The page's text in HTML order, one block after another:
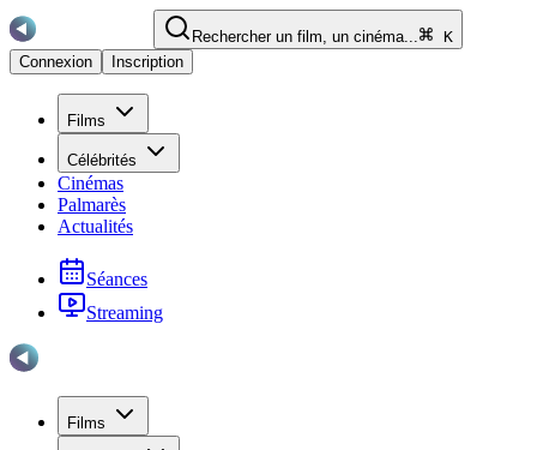
Rechercher un film, un cinéma...
K
Connexion
Inscription
Films
Célébrités
Cinémas
Palmarès
Actualités
Séances
Streaming
Films